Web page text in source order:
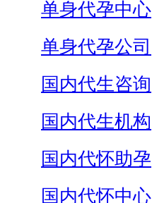
单身代孕中心
单身代孕公司
国内代生咨询
国内代生机构
国内代怀助孕
国内代怀中心